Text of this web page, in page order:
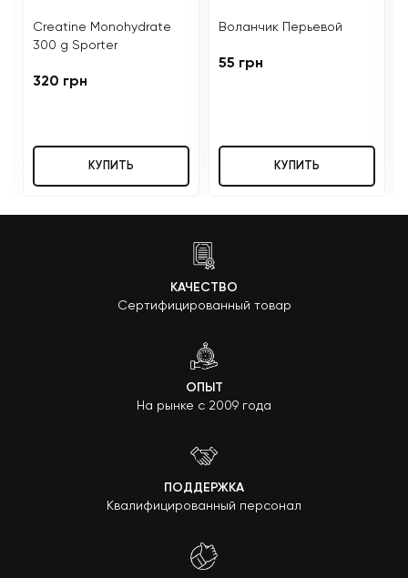
Creatine Monohydrate
300 g Sporter
320 грн
КУПИТЬ
Воланчик Перьевой
55 грн
КУПИТЬ
КАЧЕСТВО
Сертифицированный товар
ОПЫТ
На рынке с 2009 года
ПОДДЕРЖКА
Квалифицированный персонал